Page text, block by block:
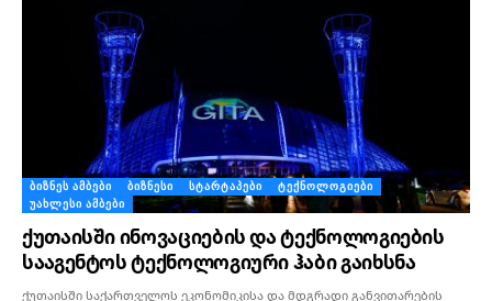
ᲑᲘᲖᲜᲔᲡ ᲐᲛᲑᲔᲑᲘ ᲑᲘᲖᲜᲔᲡᲘ ᲡᲢᲐᲠᲢᲐᲞᲔᲑᲘ
ᲢᲔᲥᲜᲝᲚᲝᲒᲘᲔᲑᲘ
ᲣᲐᲮᲚᲔᲡᲘ ᲐᲛᲑᲔᲑᲘ
ქუთაისში ინოვაციების და ტექნოლოგიების
სააგენტოს ტექნოლოგიური ჰაბი გაიხსნა
ქუთაისში საქართველოს ეკონომიკისა და მდგრადი განვითარების